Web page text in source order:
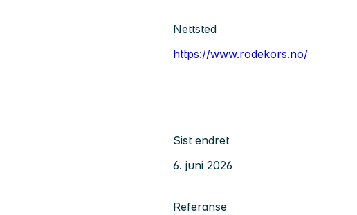
Nettsted
https://www.rodekors.no/
Sist endret
6. juni 2026
Referanse